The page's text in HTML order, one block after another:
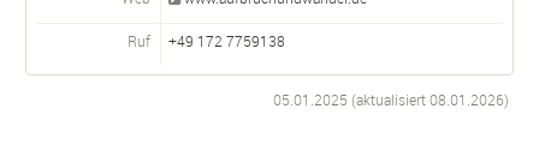
Ruf +49 172 7759138
05.01.2025 (aktualisiert08.01.2026)